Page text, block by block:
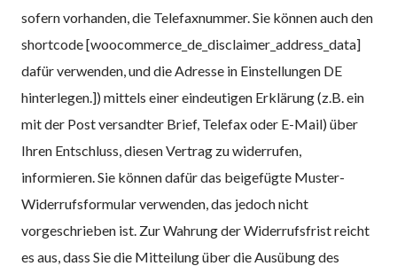
sofern vorhanden, die Telefaxnummer. Sie können auch den
shortcode [woocommerce_de_disclaimer_address_data]
dafür verwenden, und die Adresse in Einstellungen DE
hinterlegen.]) mittels einer eindeutigen Erklärung (z.B. ein
mit der Post versandter Brief, Telefax oder E-Mail) über
Ihren Entschluss, diesen Vertrag zu widerrufen,
informieren. Sie können dafür das beigefügte Muster-
Widerrufsformular verwenden, das jedoch nicht
vorgeschrieben ist. Zur Wahrung der Widerrufsfrist reicht
es aus, dass Sie die Mitteilung über die Ausübung des